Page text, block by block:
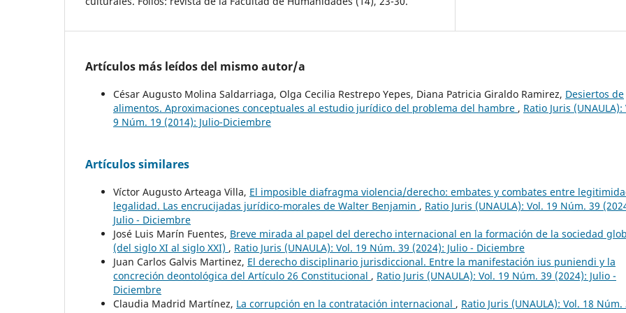
Artículos más leídos del mismo autor/a
César Augusto Molina Saldarriaga, Olga Cecilia Restrepo Yepes, Diana Patricia Giraldo Ramirez, Desiertos de
alimentos. Aproximaciones conceptuales al estudio jurídico del problema del hambre , Ratio Juris (UNAULA):
9 Núm. 19 (2014): Julio-Diciembre
Artículos similares
Víctor Augusto Arteaga Villa, El imposible diafragma violencia/derecho: embates y combates entre
legalidad. Las encrucijadas jurídico-morales de Walter Benjamin , Ratio Juris (UNAULA): Vol. 19 Núm. 39
Julio - Diciembre
José Luis Marín Fuentes, Breve mirada al papel del derecho internacional en la formación de la sociedad
(del siglo XI al siglo XXI) , Ratio Juris (UNAULA): Vol. 19 Núm. 39 (2024): Julio - Diciembre
Juan Carlos Galvis Martinez, El derecho disciplinario jurisdiccional. Entre la manifestación ius puniendi y la
concreción deontológica del Artículo 26 Constitucional , Ratio Juris (UNAULA): Vol. 19 Núm. 39 (2024): Julio -
Diciembre
Claudia Madrid Martínez, La corrupción en la contratación internacional , Ratio Juris (UNAULA): Vol. 18 Núm.